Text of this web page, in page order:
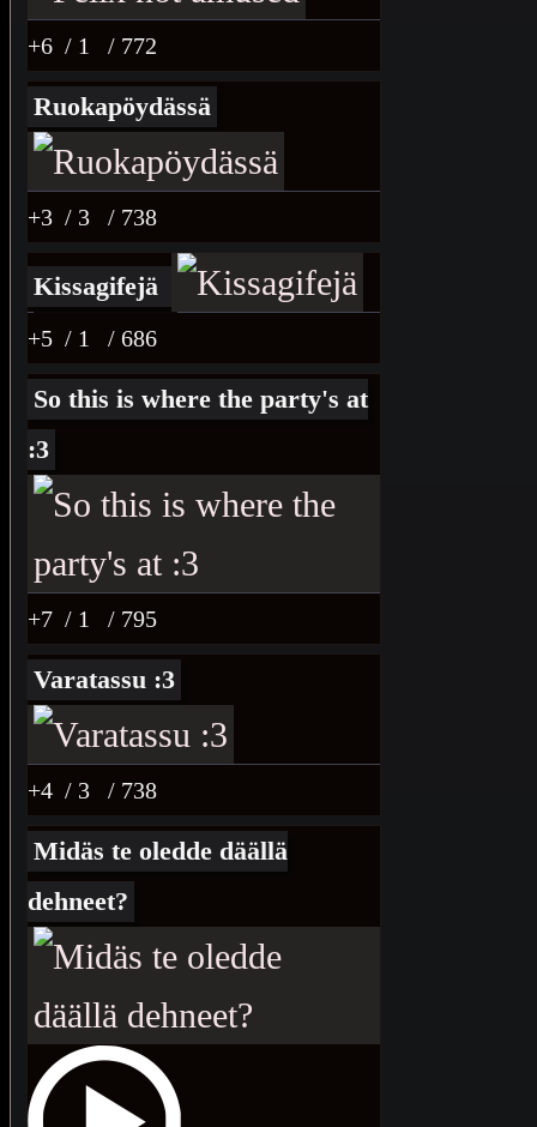
+6 / 1 / 772
Ruokapöydässä
+3 / 3 / 738
Kissagifejä
+5 / 1 / 686
So this is where the party's at
:3
+7 / 1 / 795
Varatassu :3
+4 / 3 / 738
Midäs te oledde däällä
dehneet?